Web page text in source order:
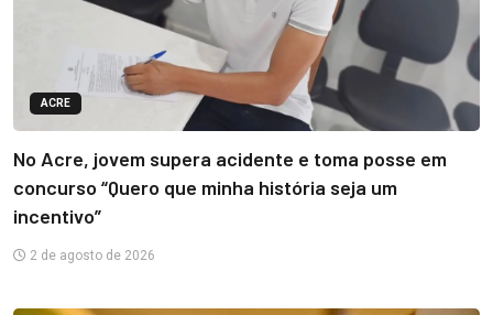
ACRE
No Acre, jovem supera acidente e toma posse em
concurso “Quero que minha história seja um
incentivo”
2 de agosto de 2026